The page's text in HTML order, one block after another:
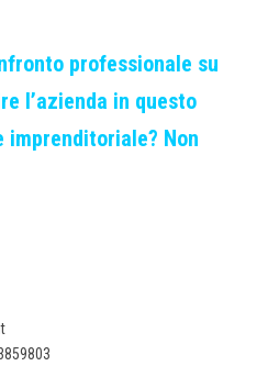
professionale su
l’azienda in questo
imprenditoriale? Non